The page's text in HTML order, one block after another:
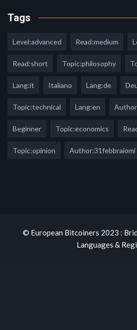
Tags
Level:advanced Read:medium
Read:short Topic:philosophy
Lang:it Italiano Lang:de
Topic:technical Lang:en
Beginner Topic:economics
Topic:opinion Author:31febbraiomi
© European Bitcoiners 2023 :
Languages &